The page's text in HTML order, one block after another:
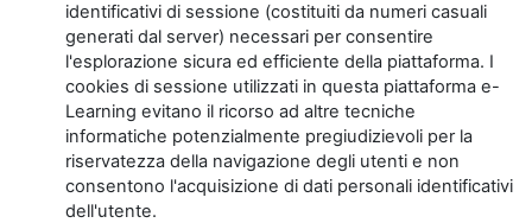
identificativi di sessione (costituiti da numeri casuali
generati dal server) necessari per consentire
l'esplorazione sicura ed efficiente della piattaforma. I
cookies di sessione utilizzati in questa piattaforma e-
Learning evitano il ricorso ad altre tecniche
informatiche potenzialmente pregiudizievoli per la
riservatezza della navigazione degli utenti e non
consentono l'acquisizione di dati personali identificativi
dell'utente.